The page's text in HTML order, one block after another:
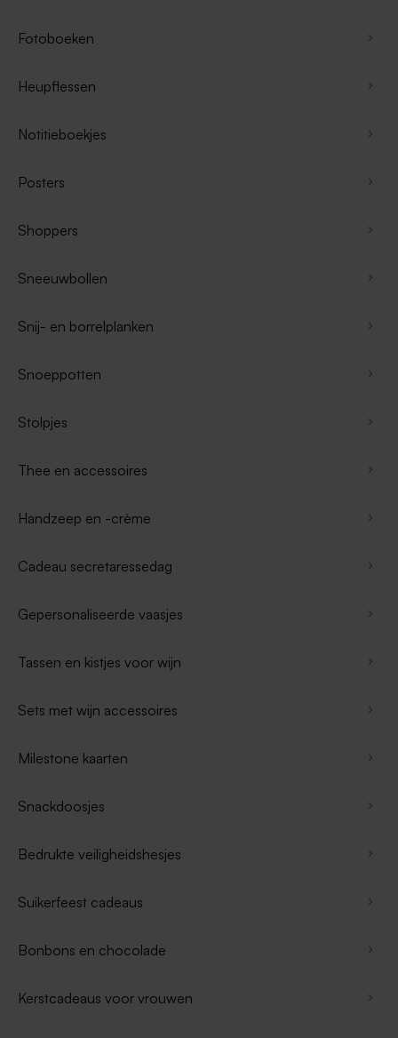
Fotoboeken
Heupflessen
Notitieboekjes
Posters
Shoppers
Sneeuwbollen
Snij- en borrelplanken
Snoeppotten
Stolpjes
Thee en accessoires
Handzeep en -crème
Cadeau secretaressedag
Gepersonaliseerde vaasjes
Tassen en kistjes voor wijn
Sets met wijn accessoires
Milestone kaarten
Snackdoosjes
Bedrukte veiligheidshesjes
Suikerfeest cadeaus
Bonbons en chocolade
Kerstcadeaus voor vrouwen